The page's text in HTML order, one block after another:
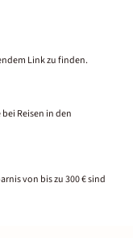
Link zu finden.
Reisen in den
von bis zu 300 € sind